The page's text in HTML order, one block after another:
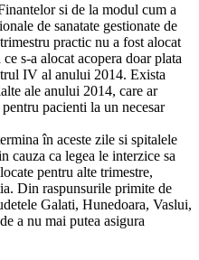
si de la modul cum a
de sanatate gestionate de
practic nu a fost alocat
s-a alocat acopera doar plata
IV al anului 2014. Exista
ale anului 2014, care ar
pacienti la un necesar
în aceste zile si spitalele
cauza ca legea le interzice sa
pentru alte trimestre,
Din raspunsurile primite de
Galati, Hunedoara, Vaslui,
a nu mai putea asigura